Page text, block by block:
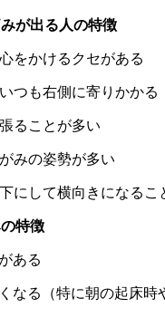
が出る人の特徴
をかけるクセがある
つも右側に寄りかかる
ることが多い
みの姿勢が多い
にして横向きになるこ
特徴
ある
なる（特に朝の起床時